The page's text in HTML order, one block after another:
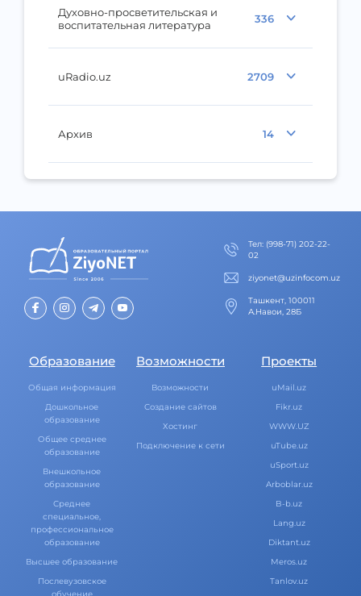
Духовно-просветительская и
воспитательная литература
336
uRadio.uz 2709
Архив 14
Тел: (998-71) 202-22-
02
ziyonet@uzinfocom.uz
Ташкент, 100011
А.Навои, 28Б
Образование
Общая информация
Дошкольное
образование
Общее среднее
образование
Внешкольное
образование
Среднее
специальное,
профессиональное
образование
Высшее образование
Послевузовское
обучение
Возможности
Возможности
Создание сайтов
Хостинг
Подключение к сети
Проекты
uMail.uz
Fikr.uz
WWW.UZ
uTube.uz
uSport.uz
Arboblar.uz
B-b.uz
Lang.uz
Diktant.uz
Meros.uz
Tanlov.uz